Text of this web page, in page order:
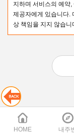
지하며 서비스의 예약
제공자에게 있습니다.
상 책임을 지지 않습니
HOME 내주